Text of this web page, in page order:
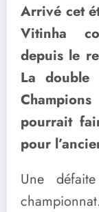
Arrivé cet
Vitinha
depuis le
La double
pourrait
pour
Une